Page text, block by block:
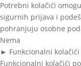
Potrebni kolačići
sigurnih prijava i
pohranjuju osobne
Nema
► Funkcionalni kolačići
Funkcionalni kolačići